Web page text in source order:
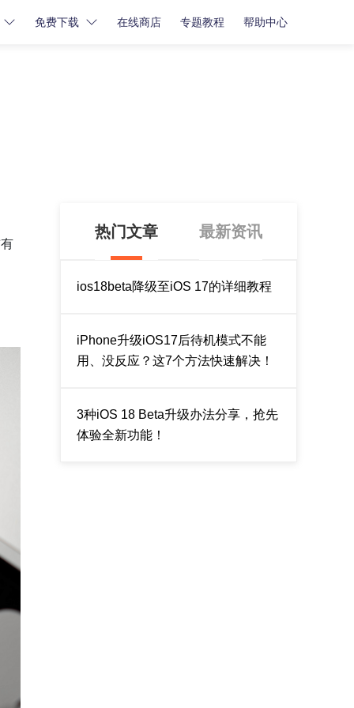
免费下载 在线商店 专题教程 帮助中心
热门文章 最新资讯
ios18beta降级至iOS 17的详细教程
iPhone升级iOS17后待机模式不能
用、没反应？这7个方法快速解决！
3种iOS 18 Beta升级办法分享，抢先
体验全新功能！